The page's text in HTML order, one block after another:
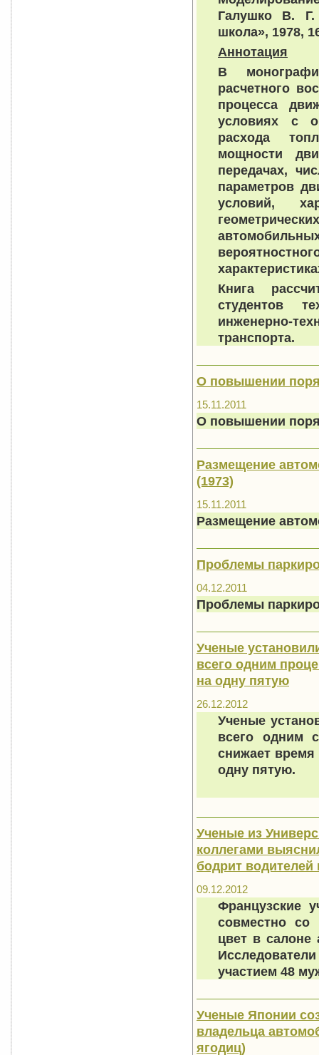
Галушко В. Г.
школа», 1978,
Аннотация
В
расчетного
процесса
условиях с
расхода
мощности
передачах,
параметров
условий,
Книга
студентов
инженерно-
транспорта.
О повышении
15.11.2011
О повышении
Размещение
(1973)
15.11.2011
Размещение
Проблемы
04.12.2011
Проблемы
Ученые
всего одним
на одну пятую
26.12.2012
Ученые
всего одним
снижает время
одну пятую.
Ученые из
коллегами
бодрит
09.12.2012
Французские
совместно со
цвет в салоне
участием 48
Ученые Японии
владельца
ягодиц)